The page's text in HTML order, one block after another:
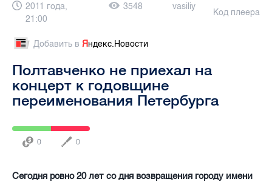
2011 года,
21:00
3548 vasiliy
Код плеера
Добавить в Яндекс.Новости
Полтавченко не приехал на
концерт к годовщине
переименования Петербурга
0 0
Сегодня ровно 20 лет со дня возвращения городу имени